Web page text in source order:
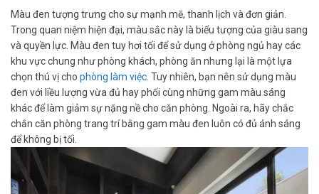
Màu đen tượng trưng cho sự mạnh mẽ, thanh lịch và đơn giản.
Trong quan niệm hiện đại, màu sắc này là biểu tượng của giàu sang
và quyền lực. Màu đen tuy hơi tối để sử dụng ở phòng ngủ hay các
khu vực chung như phòng khách, phòng ăn nhưng lại là một lựa
chọn thú vị cho phòng làm việc . Tuy nhiên, bạn nên sử dụng màu
đen với liều lượng vừa đủ hay phối cùng những gam màu sáng
khác để làm giảm sự nặng nề cho căn phòng. Ngoài ra, hãy chắc
chắn căn phòng trang trí bằng gam màu đen luôn có đủ ánh sáng
để không bị tối.